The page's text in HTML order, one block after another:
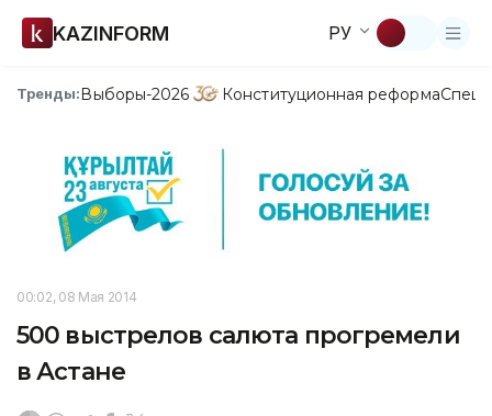
KAZINFORM РУ
Тренды:Выборы-2026 Конституционная реформа
00:02, 08 Мая 2014
500 выстрелов салюта прогремели
в Астане